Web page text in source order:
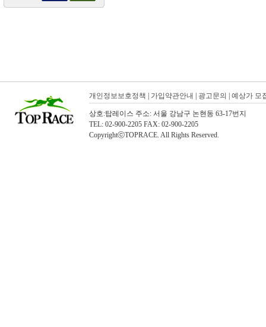
개인정보보호정책 가입약관안내 광고문의 예상가 모
상호:탑레이스 주소: 서울 강남구 논현동 63-17번지
TEL: 02-900-2205 FAX: 02-900-2205
CopyrightⓒTOPRACE. All Rights Reserved.